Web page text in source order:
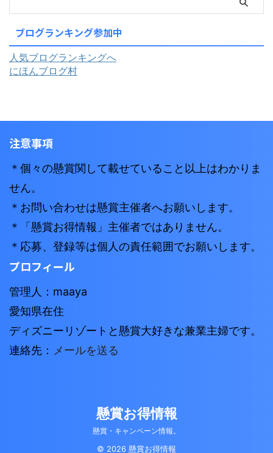
ブログランキング参加中
人気ブログランキングへ
にほんブログ村
注意事項
＊個々の懸賞関して載せていること以上はわかりま
せん。
＊お問い合わせは懸賞主催者へお願いします。
＊「懸賞お得情報」主催者ではありません。
＊応募、登録等は個人の責任範囲でお願いします。
プロフィール
管理人：maaya
愛知県在住
ディズニーリゾートと懸賞大好きな兼業主婦です。
連絡先： メールを送る
懸賞お得情報
懸賞・キャンペーン情報。
© 2026 懸賞お得情報